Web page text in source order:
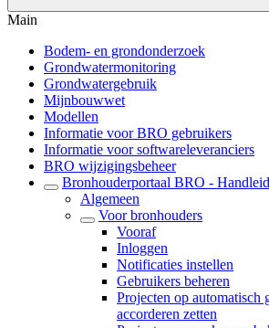
Main
Bodem- en grondonderzoek
Grondwatermonitoring
Grondwatergebruik
Mijnbouwwet
Modellen
Informatie voor BRO gebruikers
Informatie voor softwareleveranciers
BRO wijzigingsbeheer
Bronhouderportaal BRO -
Algemeen
Voor bronhouders
Vooraf
Inloggen
Notificaties instellen
Gebruikers beheren
Projecten op automatisch
accorderen zetten